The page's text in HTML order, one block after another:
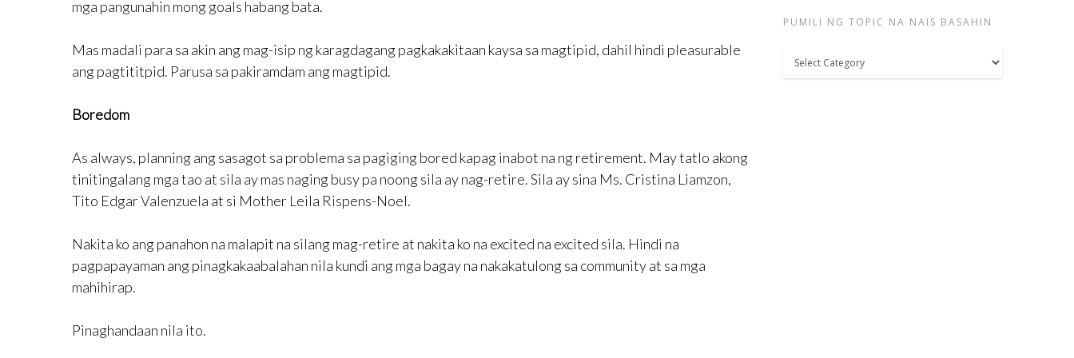
mga pangunahin mong goals habang bata.
Mas madali para sa akin ang mag-isip ng karagdagang pagkakakitaan kaysa sa magtipid, dahil hindi pleasurable
ang pagtititpid. Parusa sa pakiramdam ang magtipid.
Boredom
As always, planning ang sasagot sa problema sa pagiging bored kapag inabot na ng retirement. May tatlo akong
tinitingalang mga tao at sila ay mas naging busy pa noong sila ay nag-retire. Sila ay sina Ms. Cristina Liamzon,
Tito Edgar Valenzuela at si Mother Leila Rispens-Noel.
Nakita ko ang panahon na malapit na silang mag-retire at nakita ko na excited na excited sila. Hindi na
pagpapayaman ang pinagkakaabalahan nila kundi ang mga bagay na nakakatulong sa community at sa mga
mahihirap.
Pinaghandaan nila ito.
PUMILI NG TOPIC NA NAIS BASAHIN
Pumili
ng